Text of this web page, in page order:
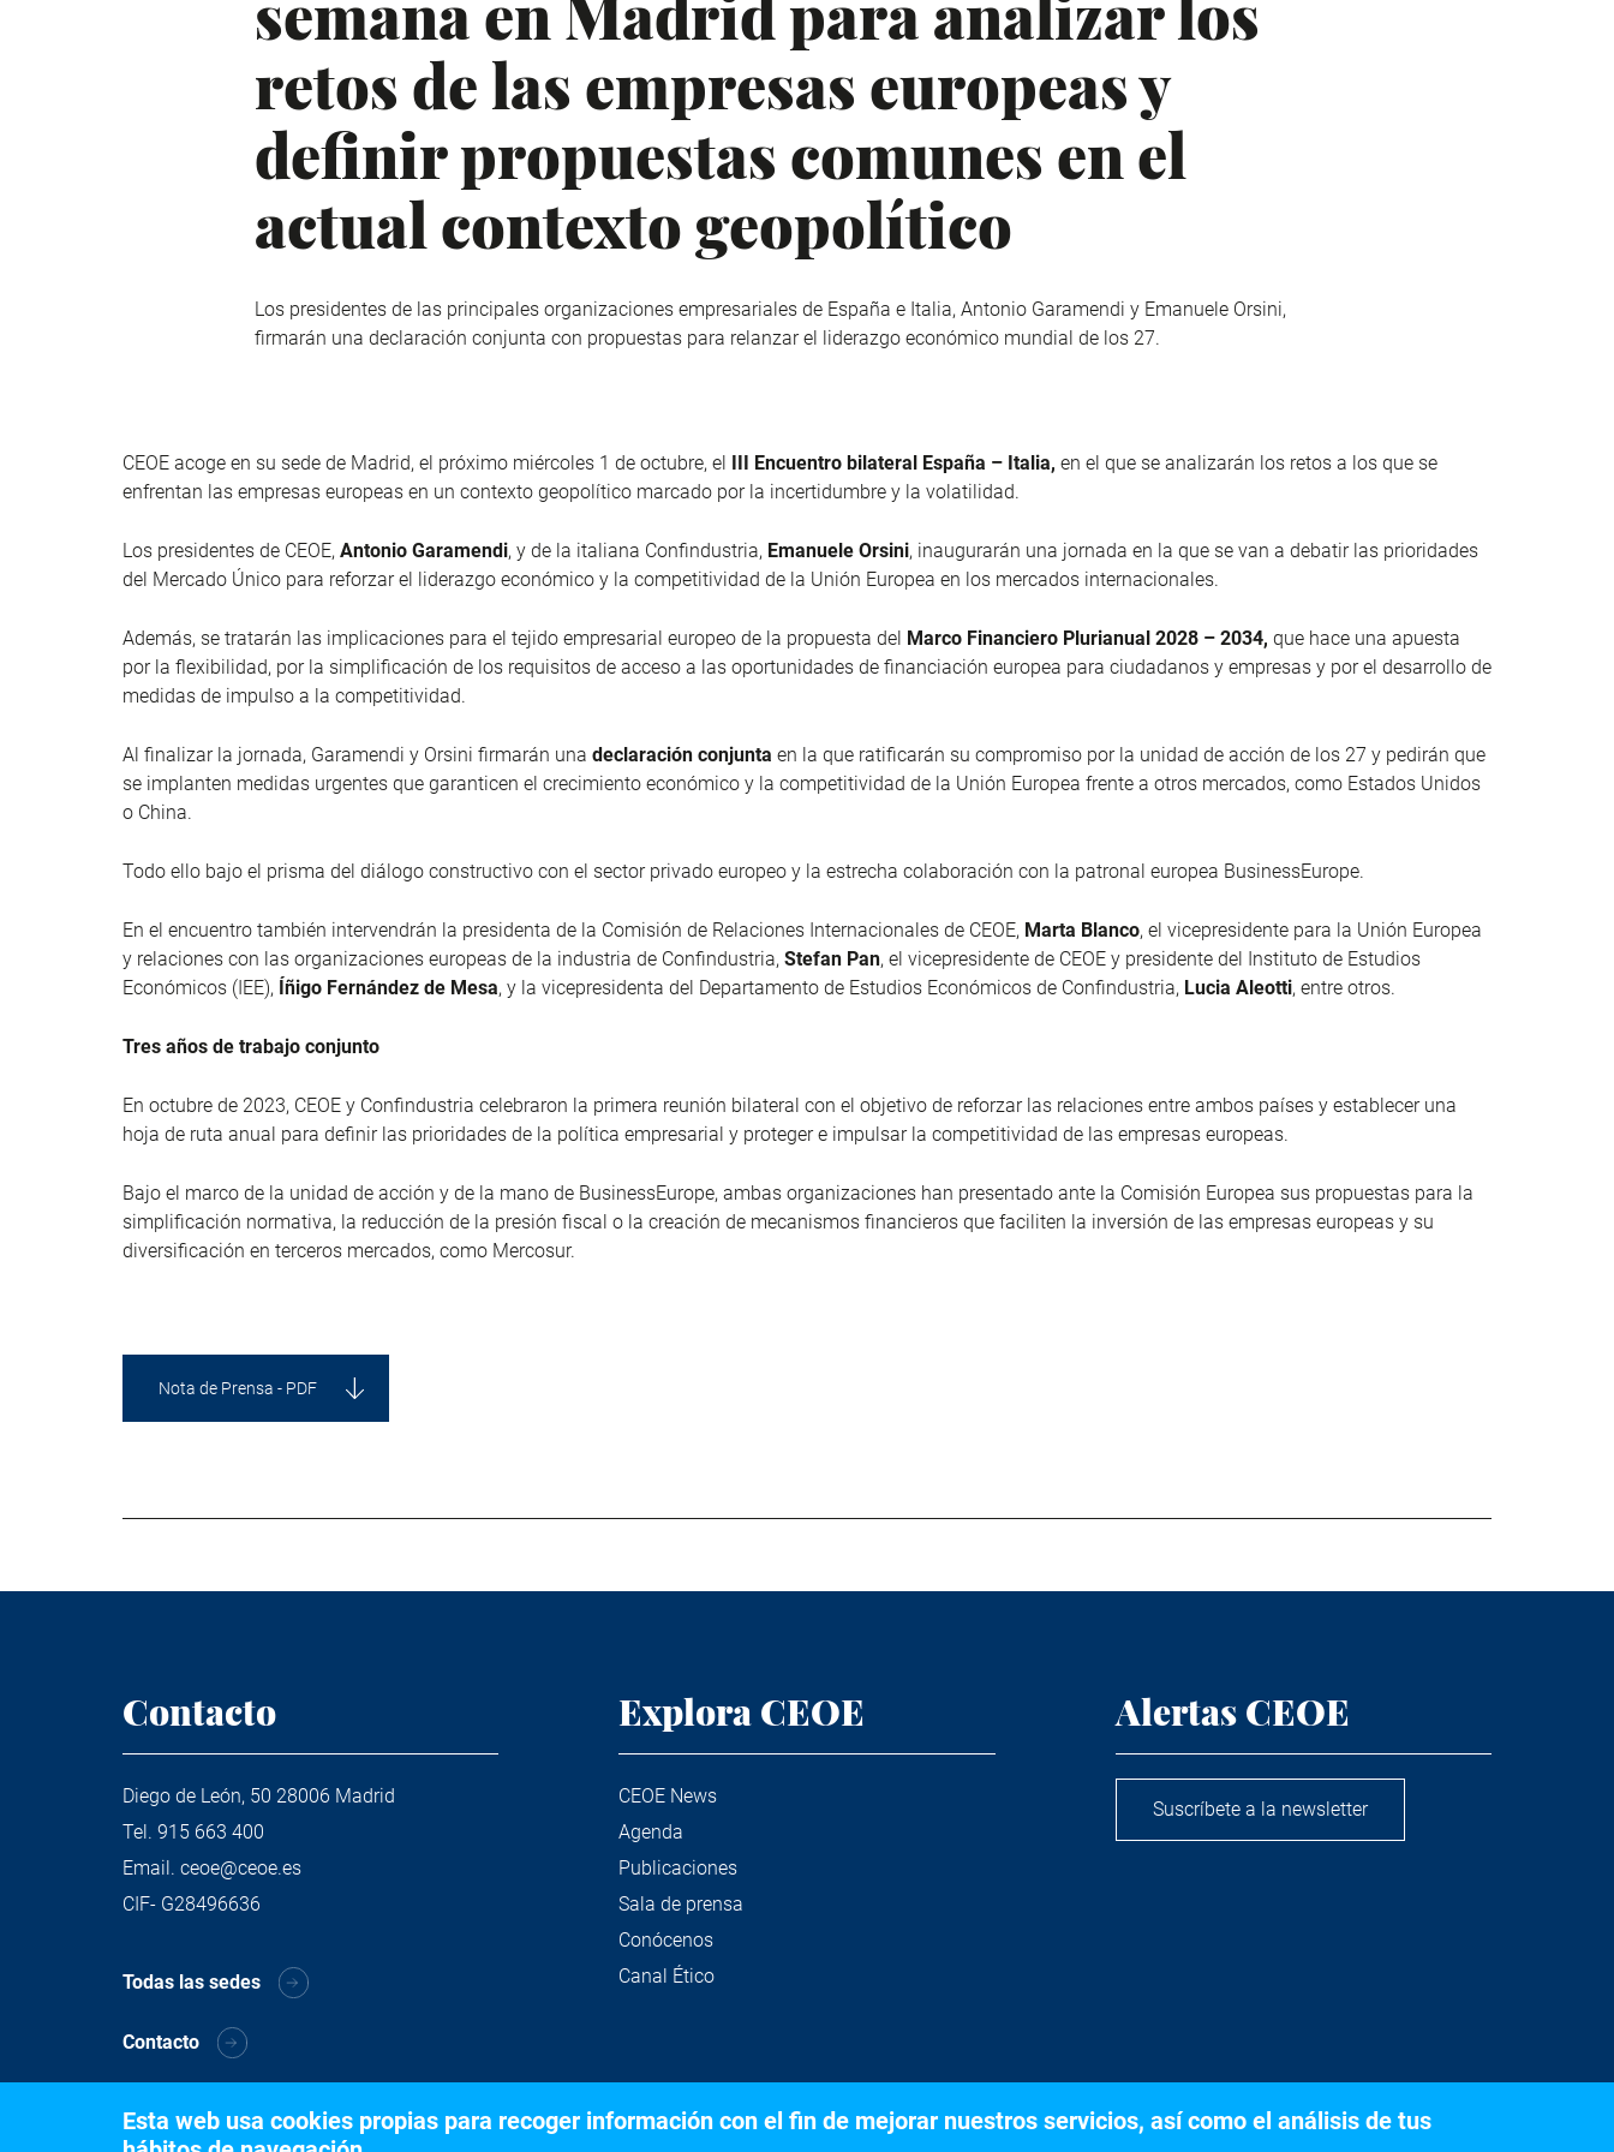
retos de las empresas europeas y
definir propuestas comunes en el
actual contexto geopolítico
Los presidentes de las principales organizaciones empresariales de España e Italia, Antonio Garamendi y Emanuele Orsini,
firmarán una declaración conjunta con propuestas para relanzar el liderazgo económico mundial de los 27.
CEOE acoge en su sede de Madrid, el próximo miércoles 1 de octubre, el III Encuentro bilateral España – Italia, en el que se analizarán los retos a los que se
enfrentan las empresas europeas en un contexto geopolítico marcado por la incertidumbre y la volatilidad.
Los presidentes de CEOE, Antonio Garamendi, y de la italiana Confindustria, Emanuele Orsini, inaugurarán una jornada en la que se van a debatir las prioridades
del Mercado Único para reforzar el liderazgo económico y la competitividad de la Unión Europea en los mercados internacionales.
Además, se tratarán las implicaciones para el tejido empresarial europeo de la propuesta del Marco Financiero Plurianual 2028 – 2034, que hace una apuesta
por la flexibilidad, por la simplificación de los requisitos de acceso a las oportunidades de financiación europea para ciudadanos y empresas y por el desarrollo de
medidas de impulso a la competitividad.
Al finalizar la jornada, Garamendi y Orsini firmarán una declaración conjunta en la que ratificarán su compromiso por la unidad de acción de los 27 y pedirán que
se implanten medidas urgentes que garanticen el crecimiento económico y la competitividad de la Unión Europea frente a otros mercados, como Estados Unidos
o China.
Todo ello bajo el prisma del diálogo constructivo con el sector privado europeo y la estrecha colaboración con la patronal europea BusinessEurope.
En el encuentro también intervendrán la presidenta de la Comisión de Relaciones Internacionales de CEOE, Marta Blanco, el vicepresidente para la Unión Europea
y relaciones con las organizaciones europeas de la industria de Confindustria, Stefan Pan, el vicepresidente de CEOE y presidente del Instituto de Estudios
Económicos (IEE), Íñigo Fernández de Mesa, y la vicepresidenta del Departamento de Estudios Económicos de Confindustria, Lucia Aleotti, entre otros.
Tres años de trabajo conjunto
En octubre de 2023, CEOE y Confindustria celebraron la primera reunión bilateral con el objetivo de reforzar las relaciones entre ambos países y establecer una
hoja de ruta anual para definir las prioridades de la política empresarial y proteger e impulsar la competitividad de las empresas europeas.
Bajo el marco de la unidad de acción y de la mano de BusinessEurope, ambas organizaciones han presentado ante la Comisión Europea sus propuestas para la
simplificación normativa, la reducción de la presión fiscal o la creación de mecanismos financieros que faciliten la inversión de las empresas europeas y su
diversificación en terceros mercados, como Mercosur.
Nota de Prensa - PDF
Contacto
Diego de León, 50 28006 Madrid
Tel. 915 663 400
Email. ceoe@ceoe.es
CIF- G28496636
Todas las sedes
Contacto
Explora CEOE
CEOE News
Agenda
Publicaciones
Sala de prensa
Conócenos
Canal Ético
Alertas CEOE
Suscríbete a la newsletter
Esta web usa cookies propias para recoger información con el fin de mejorar nuestros servicios, así como el análisis de tus